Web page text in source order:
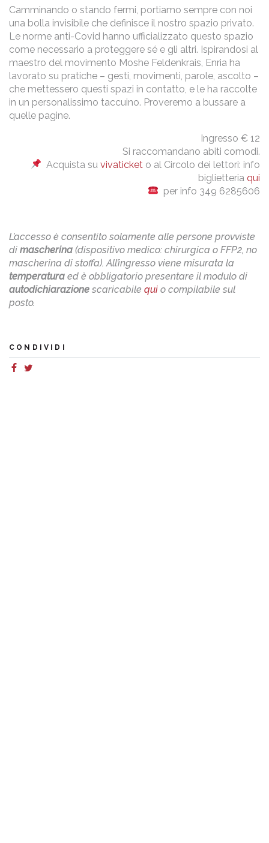
Camminando o stando fermi, portiamo sempre con noi
una bolla invisibile che definisce il nostro spazio privato.
Le norme anti-Covid hanno ufficializzato questo spazio
come necessario a proteggere sé e gli altri. Ispirandosi al
maestro del movimento Moshe Feldenkrais, Enria ha
lavorato su pratiche – gesti, movimenti, parole, ascolto –
che mettessero questi spazi in contatto, e le ha raccolte
in un personalissimo taccuino. Proveremo a bussare a
quelle pagine.
Ingresso € 12
Si raccomandano abiti comodi.
Acquista su vivaticket o al Circolo dei lettori: info
biglietteria qui
per info 349 6285606
L’accesso è consentito solamente alle persone provviste
di mascherina (dispositivo medico: chirurgica o FFP2, no
mascherina di stoffa). All’ingresso viene misurata la
temperatura ed è obbligatorio presentare il modulo di
autodichiarazione scaricabile qui o compilabile sul
posto.
CONDIVIDI